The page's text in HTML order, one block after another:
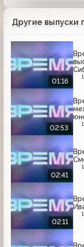
Другие выпуски
01:16
02:53
02:41
02:11